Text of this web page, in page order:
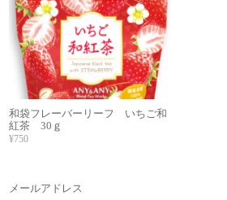
和袋フレーバーリーフ いちご和
紅茶 30ｇ
¥750
メールアドレス